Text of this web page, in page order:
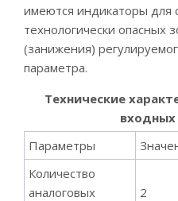
имеются индикаторы для
технологически опасных
(занижения)
параметра.
Технические
входных
Параметры
Количество
аналоговых
2